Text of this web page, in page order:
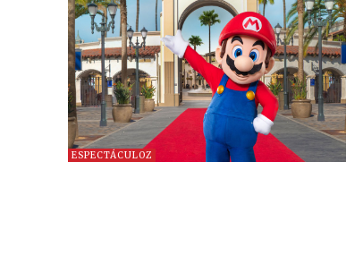
ESPECTÁCULOZ